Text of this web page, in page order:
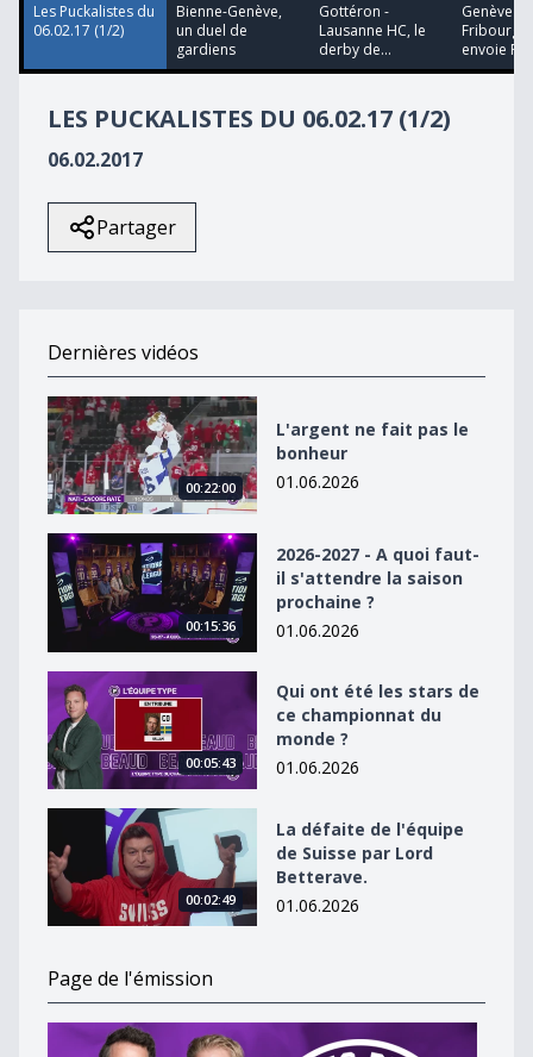
seconds
Les Puckalistes du
06.02.17 (1/2)
Bienne-Genève,
un duel de
gardiens
Gottéron -
Lausanne HC, le
derby de...
Genève -
Fribourg:
envoie F...
LES PUCKALISTES DU 06.02.17 (1/2)
06.02.2017
Partager
Dernières vidéos
L&#039;argent ne fait pas le bonheur
00:22:00
L'argent ne fait pas le
bonheur
01.06.2026
2026-2027 - A quoi faut-il s&#039;attendre la saison
00:15:36
2026-2027 - A quoi faut-
il s'attendre la saison
prochaine ?
01.06.2026
Qui ont été les stars de ce championnat du monde ?
00:05:43
Qui ont été les stars de
ce championnat du
monde ?
01.06.2026
La défaite de l&#039;équipe de Suisse par Lord
00:02:49
La défaite de l'équipe
de Suisse par Lord
Betterave.
01.06.2026
Page de l'émission